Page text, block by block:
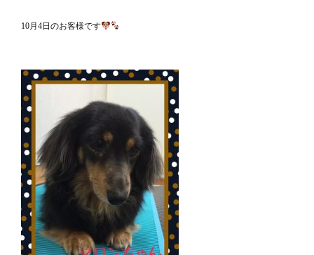
10月4日のお客様です